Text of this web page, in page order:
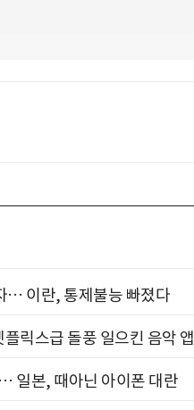
… 이란, 통제불능 빠졌다
릭스급 돌풍 일으킨 음악 앱
일본, 때아닌 아이폰 대란